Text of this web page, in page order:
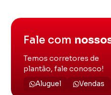
Fale com
Temos corretores de
plantão, fale conosco!
Aluguel Vendas